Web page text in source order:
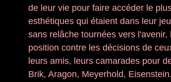
de leur vie pour faire accéder le
esthétiques qui étaient dans leur
sans relâche tournées vers
position contre les décisions de
leurs amis, leurs camarades pour
Brik, Aragon, Meyerhold,